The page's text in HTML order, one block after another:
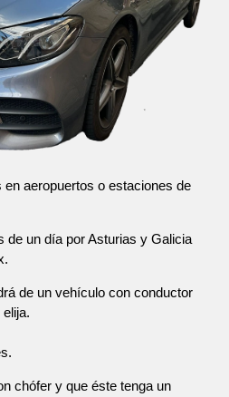
aeropuertos o estaciones de
de un día por Asturias y Galicia
de un vehículo con conductor
chófer y que éste tenga un